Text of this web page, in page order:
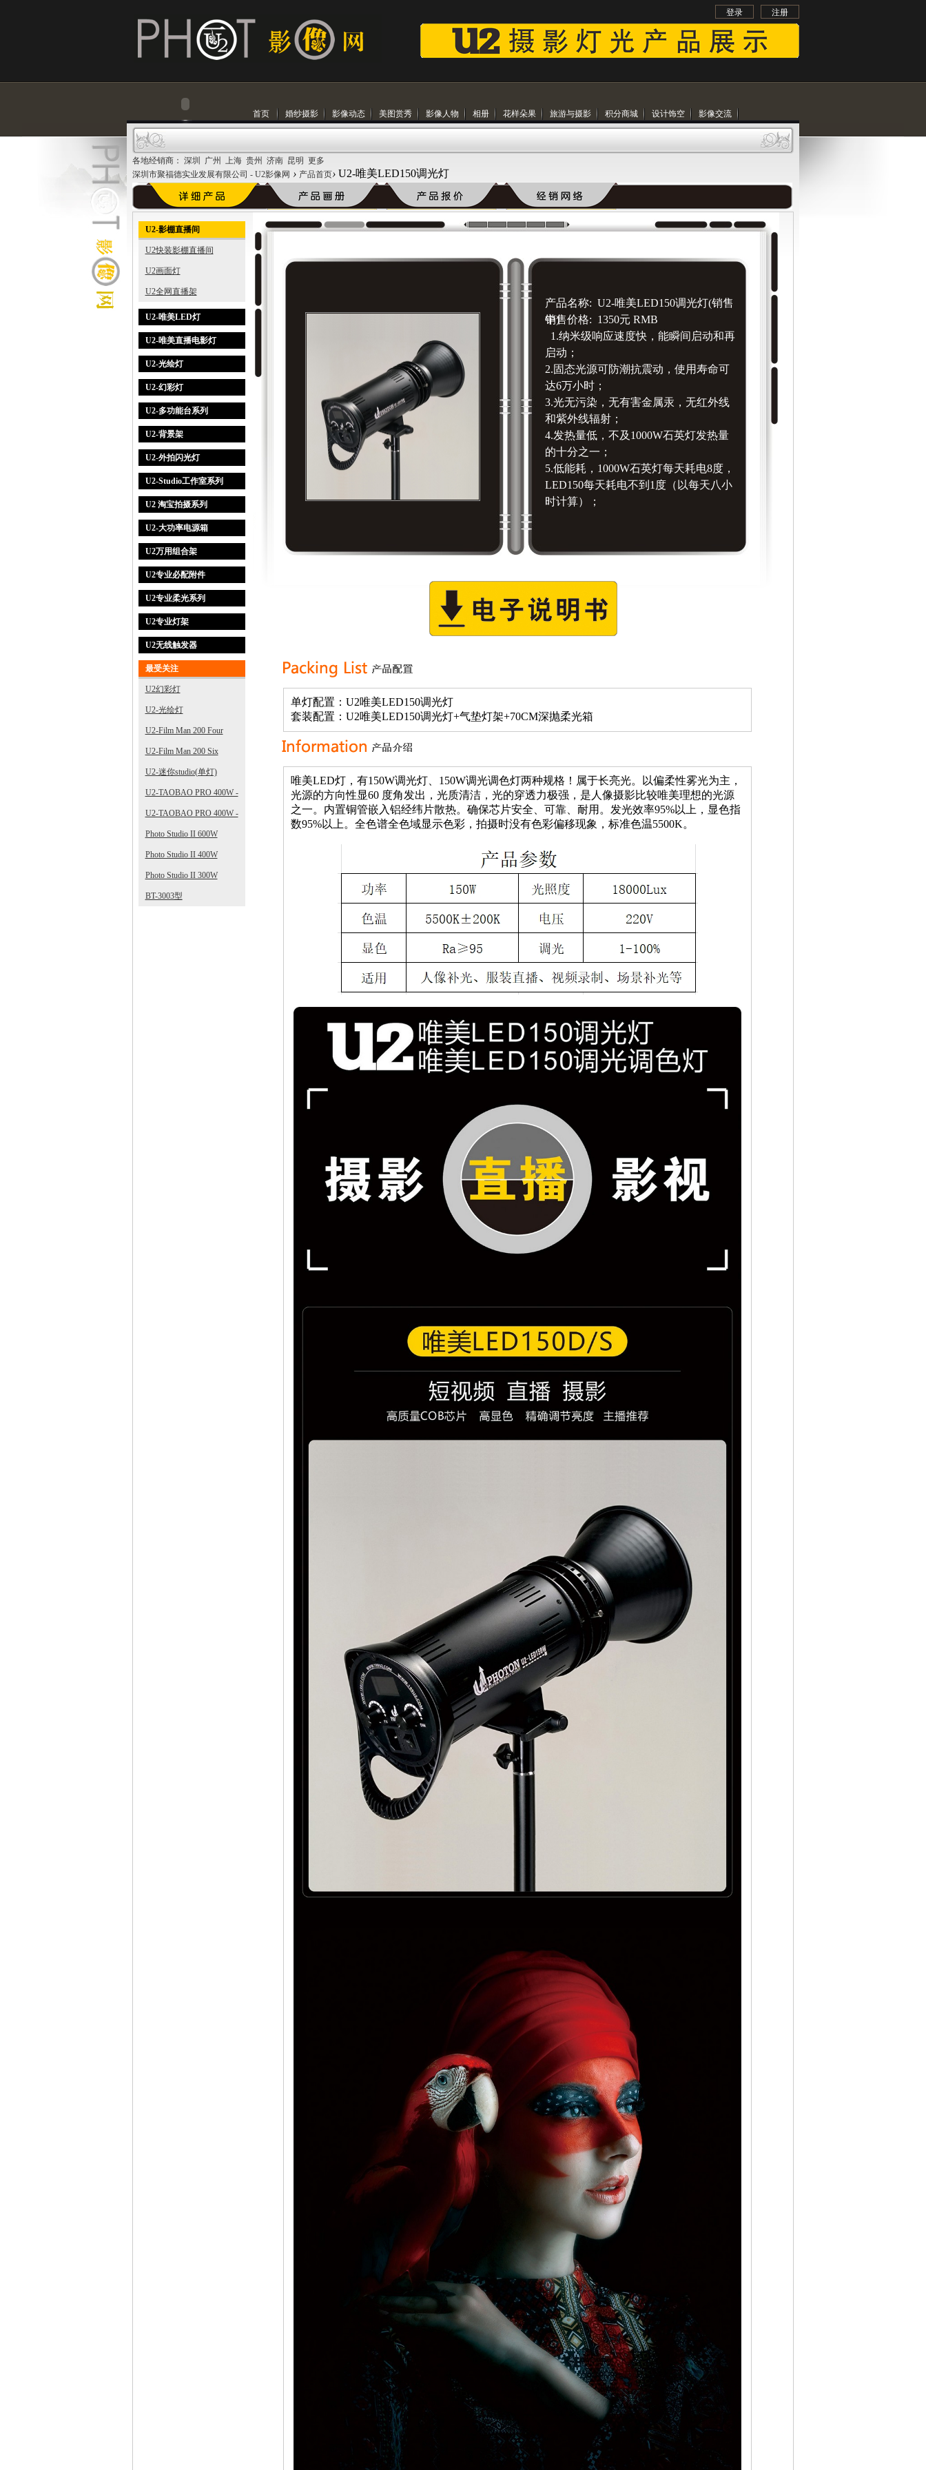
注册
登录
首页 婚纱摄影 影像动态 美图赏秀 影像人物 相册 花样朵果 旅游与摄影 积分商城 设计饰空 影像交流
各地经销商： 深圳 广州 上海 贵州 济南 昆明 更多
深圳市聚福德实业发展有限公司 - U2影像网 › 产品首页› U2-唯美LED150调光灯
U2-影棚直播间
U2快装影棚直播间
U2画面灯
U2全网直播架
U2-唯美LED灯
U2-唯美直播电影灯
U2-光绘灯
U2-幻彩灯
U2-多功能台系列
U2-背景架
U2-外拍闪光灯
U2-Studio工作室系列
U2 淘宝拍摄系列
U2-大功率电源箱
U2万用组合架
U2专业必配附件
U2专业柔光系列
U2专业灯架
U2无线触发器
最受关注
U2幻彩灯
U2-光绘灯
U2-Film Man 200 Four
U2-Film Man 200 Six
U2-迷你studio(单灯)
U2-TAOBAO PRO 400W -
3
U2-TAOBAO PRO 400W -
2
Photo Studio II 600W
Photo Studio II 400W
Photo Studio II 300W
BT-3003型
产品名称: U2-唯美LED150调光灯(销售
中)
销售价格: 1350元 RMB
1.纳米级响应速度快，能瞬间启动和再
启动；
2.固态光源可防潮抗震动，使用寿命可
达6万小时；
3.光无污染，无有害金属汞，无红外线
和紫外线辐射；
4.发热量低，不及1000W石英灯发热量
的十分之一；
5.低能耗，1000W石英灯每天耗电8度，
LED150每天耗电不到1度（以每天八小
时计算）；
单灯配置：U2唯美LED150调光灯
套装配置：U2唯美LED150调光灯+气垫灯架+70CM深抛柔光箱
唯美LED灯，有150W调光灯、150W调光调色灯两种规格！属于长亮光。以偏柔性雾光为主，
光源的方向性显60 度角发出，光质清洁，光的穿透力极强，是人像摄影比较唯美理想的光源
之一。内置铜管嵌入铝经纬片散热。确保芯片安全、可靠、耐用。发光效率95%以上，显色指
数95%以上。全色谱全色域显示色彩，拍摄时没有色彩偏移现象，标准色温5500K。